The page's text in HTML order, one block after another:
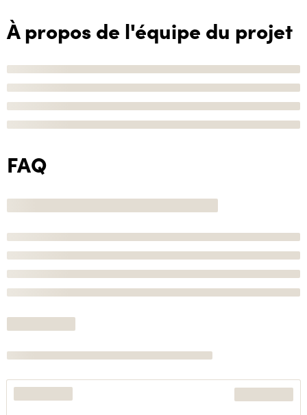
À propos de l'équipe du projet
FAQ